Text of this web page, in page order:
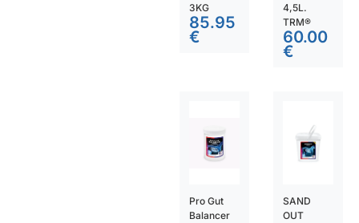
3KG
85.95
€
4,5L.
TRM®
60.00
€
Pro Gut
Balancer
SAND
OUT